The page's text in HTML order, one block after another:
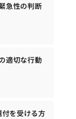
急性の判断
適切な行動
を受ける方